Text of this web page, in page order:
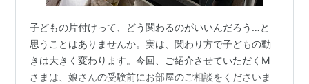
子どもの片付けって、どう関わるのがいいんだろう…と
思うことはありませんか。実は、関わり方で子どもの動
きは大きく変わります。今回、ご紹介させていただくM
さまは、娘さんの受験前にお部屋のご相談をくださいま